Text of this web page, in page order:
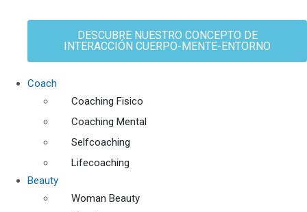
DESCUBRE NUESTRO CONCEPTO DE
INTERACCIÓN CUERPO-MENTE-ENTORNO
Coach
Coaching Fisico
Coaching Mental
Selfcoaching
Lifecoaching
Beauty
Woman Beauty